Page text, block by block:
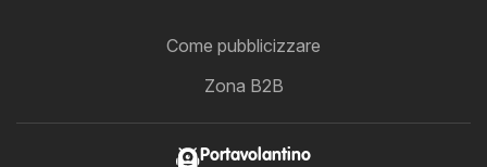
Come pubblicizzare
Zona B2B
Portavolantino